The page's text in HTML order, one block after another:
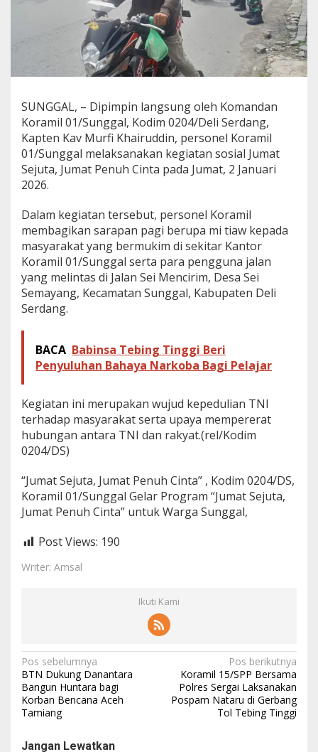
l
a
r
P
r
o
a
m
“
J
u
m
S
e
j
u
t
a
,
t
P
u
h
C
a
”
u
n
u
g
g
a
SUNGGAL, – Dipimpin langsung oleh Komandan
Koramil 01/Sunggal, Kodim 0204/Deli Serdang,
Kapten Kav Murfi Khairuddin, personel Koramil
01/Sunggal melaksanakan kegiatan sosial Jumat
Sejuta, Jumat Penuh Cinta pada Jumat, 2 Januari
2026.
Dalam kegiatan tersebut, personel Koramil
membagikan sarapan pagi berupa mi tiaw kepada
masyarakat yang bermukim di sekitar Kantor
Koramil 01/Sunggal serta para pengguna jalan
yang melintas di Jalan Sei Mencirim, Desa Sei
Semayang, Kecamatan Sunggal, Kabupaten Deli
Serdang.
BACA Babinsa Tebing Tinggi Beri
Penyuluhan Bahaya Narkoba Bagi Pelajar
Kegiatan ini merupakan wujud kepedulian TNI
terhadap masyarakat serta upaya mempererat
hubungan antara TNI dan rakyat.(rel/Kodim
0204/DS)
“Jumat Sejuta, Jumat Penuh Cinta” , Kodim 0204/DS,
Koramil 01/Sunggal Gelar Program “Jumat Sejuta,
Jumat Penuh Cinta” untuk Warga Sunggal,
Post Views: 190
Writer: Amsal
Ikuti Kami
N
a
v
g
Pos sebelumnya
BTN Dukung Danantara
Bangun Huntara bagi
Korban Bencana Aceh
Tamiang
Pos berikutnya
Koramil 15/SPP Bersama
Polres Sergai Laksanakan
Pospam Nataru di Gerbang
Tol Tebing Tinggi
Jangan Lewatkan